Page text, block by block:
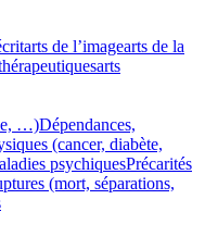
arts de l’imagearts de la
arts
…)Dépendances,
(cancer, diabète,
psychiquesPrécarités
(mort, séparations,